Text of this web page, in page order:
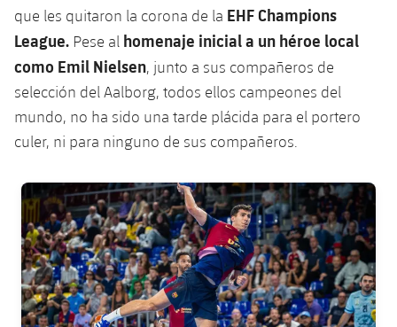
Barça Cafe
Ciutat Esportiva
La Masia
plusicon
más
Servicios
Servicios Médicos
Accesibilidad
plusicon
más
Acreditaciones
Instalaciones
que les quitaron la corona de la EHF Champions
League. Pese al homenaje inicial a un héroe local
como Emil Nielsen, junto a sus compañeros de
selección del Aalborg, todos ellos campeones del
mundo, no ha sido una tarde plácida para el portero
culer, ni para ninguno de sus compañeros.
FC Barcelona club badge